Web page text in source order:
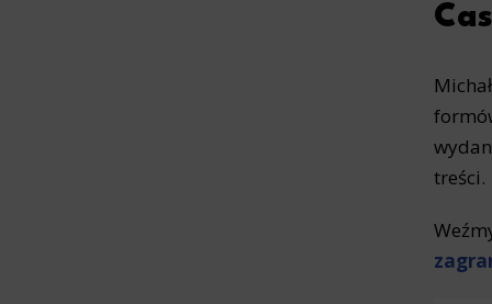
treści.